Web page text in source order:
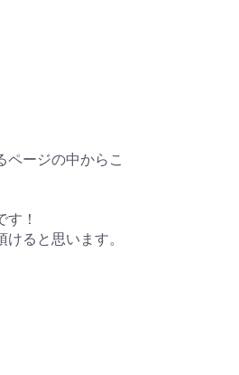
ページの中からこ
！
ると思います。